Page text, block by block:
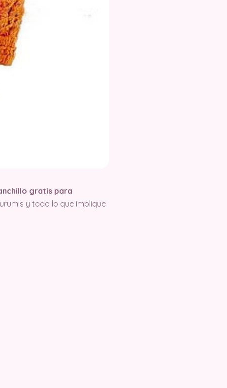
gratis para
y todo lo que implique